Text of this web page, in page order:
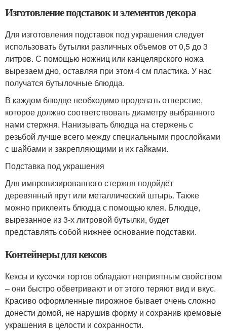
Изготовление подставок и элементов декора
Для изготовления подставок под украшения следует
использовать бутылки различных объемов от 0,5 до 3
литров. С помощью ножниц или канцелярского ножа
вырезаем дно, оставляя при этом 4 см пластика. У нас
получатся бутылочные блюдца.
В каждом блюдце необходимо проделать отверстие,
которое должно соответствовать диаметру выбранного
нами стержня. Нанизывать блюдца на стержень с
резьбой лучше всего между специальными прослойками
с шайбами и закрепляющими и их гайками.
Подставка под украшения
Для импровизированного стержня подойдёт
деревянный прут или металлический штырь. Также
можно приклеить блюдца с помощью клея. Блюдце,
вырезанное из 3-х литровой бутылки, будет
представлять собой нижнее основание подставки.
Контейнеры для кексов
Кексы и кусочки тортов обладают неприятным свойством
– они быстро обветривают и от этого теряют вид и вкус.
Красиво оформленные пирожное бывает очень сложно
донести домой, не нарушив форму и сохранив кремовые
украшения в целости и сохранности.